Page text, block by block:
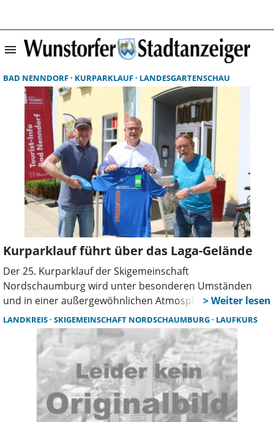
menu
BAD NENNDORF KURPARKLAUF LANDESGARTENSCHAU
Kurparklauf führt über das Laga-Gelände
Der 25. Kurparklauf der Skigemeinschaft
Nordschaumburg wird unter besonderen Umständen
und in einer außergewöhnlichen Atmosphäre stattfinden.
Ermutigung und Beifall werden die Läufer bei der
Veranstaltung am 13. Juni von den Besuchern der
Landesgartenschau erhalten.
LANDKREIS SKIGEMEINSCHAFT NORDSCHAUMBURG LAUFKURS